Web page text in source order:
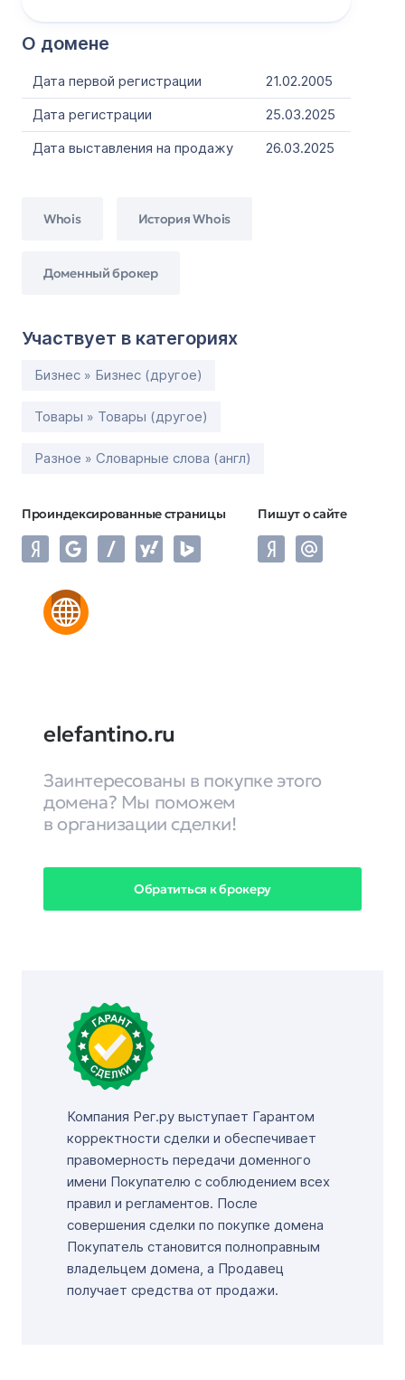
О домене
Дата первой регистрации
21.02.2005
Дата регистрации
25.03.2025
Дата выставления на продажу
26.03.2025
Whois История Whois
Доменный брокер
Участвует в категориях
Бизнес » Бизнес (другое)
Товары » Товары (другое)
Разное » Словарные слова (англ)
Проиндексированные страницы Пишут о сайте
elefantino.ru
Заинтересованы в покупке этого
домена? Мы поможем
в организации сделки!
Обратиться к брокеру
Компания Рег.ру выступает Гарантом
корректности сделки и обеспечивает
правомерность передачи доменного
имени Покупателю с соблюдением всех
правил и регламентов. После
совершения сделки по покупке домена
Покупатель становится полноправным
владельцем домена, а Продавец
получает средства от продажи.